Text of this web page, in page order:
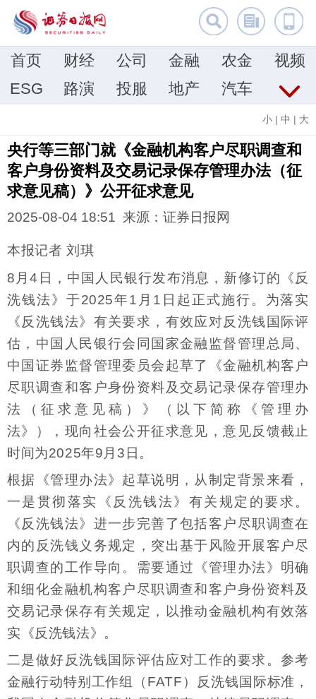
首页 财经 公司 金融 农金
视频
ESG
路演 投服 地产 汽车
小 | 中 | 大
央行等三部门就《金融机构客户尽职调查和
客户身份资料及交易记录保存管理办法（征
求意见稿）》公开征求意见
2025-08-04 18:51 来源：证券日报网
本报记者 刘琪
8月4日，中国人民银行发布消息，新修订的《反
洗钱法》于2025年1月1日起正式施行。为落实
《反洗钱法》有关要求，有效应对反洗钱国际评
估，中国人民银行会同国家金融监督管理总局、
中国证券监督管理委员会起草了《金融机构客户
尽职调查和客户身份资料及交易记录保存管理办
法（征求意见稿）》（以下简称《管理办
法》），现向社会公开征求意见，意见反馈截止
时间为2025年9月3日。
根据《管理办法》起草说明，从制定背景来看，
一是贯彻落实《反洗钱法》有关规定的要求。
《反洗钱法》进一步完善了包括客户尽职调查在
内的反洗钱义务规定，突出基于风险开展客户尽
职调查的工作导向。需要通过《管理办法》明确
和细化金融机构客户尽职调查和客户身份资料及
交易记录保存有关规定，以推动金融机构有效落
实《反洗钱法》。
二是做好反洗钱国际评估应对工作的要求。参考
金融行动特别工作组（FATF）反洗钱国际标准，